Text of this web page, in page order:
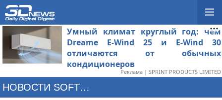
Умный климат круглый год: чем
Dreame E-Wind 25 и E-Wind 30
отличаются от обычных
кондиционеров
Реклама | SPRINT PRODUCTS LIMITED
НОВОСТИ SOFTWARE